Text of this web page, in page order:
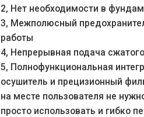
2, Нет необходимости в
3, Межполюсный
работы
4, Непрерывная подача
5, Полнофункциональная
осушитель и прецизионный
на месте пользователя не
просто использовать и гибко